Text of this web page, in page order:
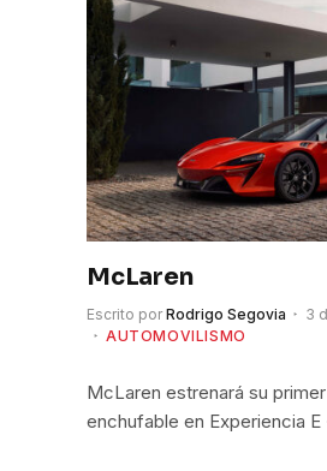
McLaren
Escrito por Rodrigo Segovia
3
AUTOMOVILISMO
McLaren estrenará su
enchufable en Experiencia E